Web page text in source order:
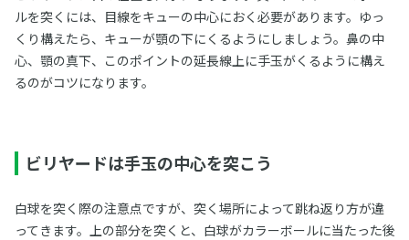
ルを突くには、目線をキューの中心におく必要があります。ゆっ
くり構えたら、キューが顎の下にくるようにしましょう。鼻の中
心、顎の真下、このポイントの延長線上に手玉がくるように構え
るのがコツになります。
ビリヤードは手玉の中心を突こう
白球を突く際の注意点ですが、突く場所によって跳ね返り方が違
ってきます。上の部分を突くと、白球がカラーボールに当たった後